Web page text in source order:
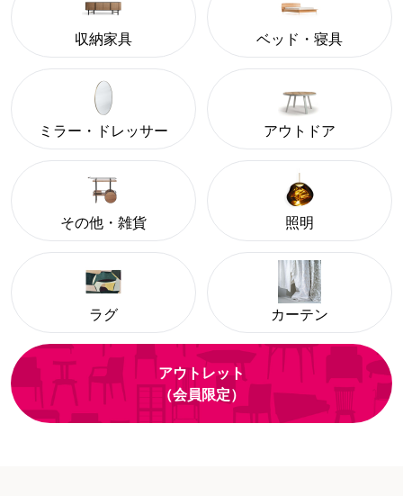
収納家具 ベッド・寝具
ミラー・ドレッサー アウトドア
その他・雑貨 照明
ラグ カーテン
アウトレット
（会員限定）